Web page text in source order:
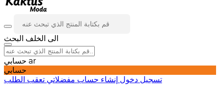
الى الخلف البحث
ar
حسابي
تسجيل دخول إنشاء حساب مفضلاتي تعقب الطلب